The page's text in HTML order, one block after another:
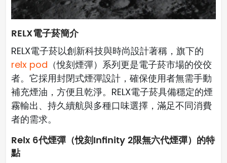
RELX電子菸簡介
RELX電子菸以創新科技與時尚設計著稱，旗下的
relx pod （悅刻煙彈）系列更是電子菸市場的佼佼
者。它採用封閉式煙彈設計，確保使用者無需手動
補充煙油，方便且乾淨。RELX電子菸具備穩定的煙
霧輸出、持久續航與多種口味選擇，滿足不同消費
者的需求。
Relx 6代煙彈（悅刻Infinity 2限無六代煙彈）的特
點